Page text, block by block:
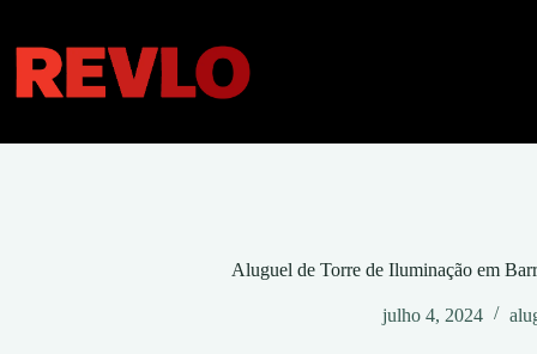
conteúdo
Aluguel de Torre de Iluminação em
julho 4, 2024